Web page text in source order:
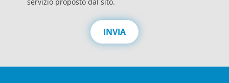
servizio proposto dal sito.
INVIA